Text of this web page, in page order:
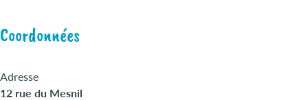
Coordonnées
Adresse
12 rue du Mesnil